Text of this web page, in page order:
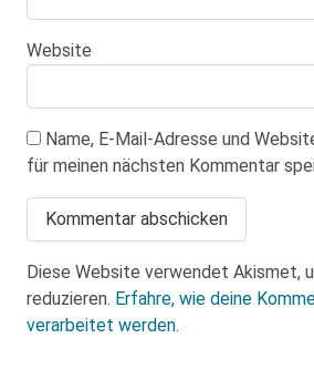
Website
Name, E-Mail-Adresse und
für meinen nächsten Kommentar
Diese Website verwendet Akismet,
reduzieren. Erfahre, wie deine
verarbeitet werden.